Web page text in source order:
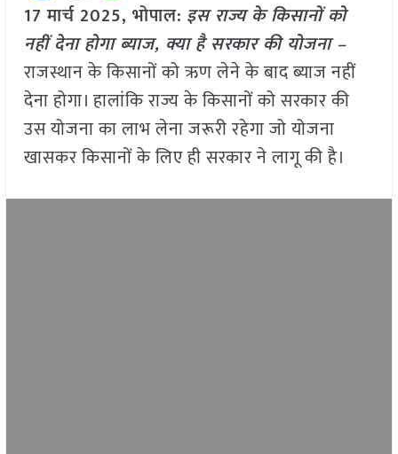
17 मार्च 2025, भोपाल: इस राज्य के किसानों को
नहीं देना होगा ब्याज, क्या है सरकार की योजना –
राजस्थान के किसानों को ऋण लेने के बाद ब्याज नहीं
देना होगा। हालांकि राज्य के किसानों को सरकार की
उस योजना का लाभ लेना जरूरी रहेगा जो योजना
खासकर किसानों के लिए ही सरकार ने लागू की है।